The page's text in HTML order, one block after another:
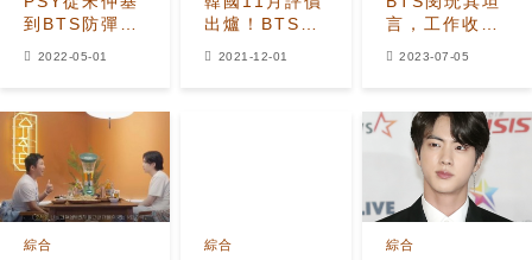
到BTS防彈少
的祕訣
2022-05-01
出爐！BTS、
2021-12-01
言，工作收6
2023-07-05
綜合 綜合 綜合